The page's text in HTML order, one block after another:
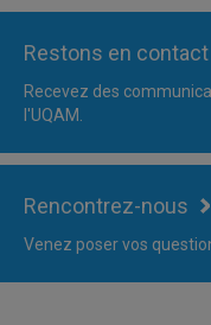
Restons en contact
Recevez des
l'UQAM.
Rencontrez-nous
Venez poser vos